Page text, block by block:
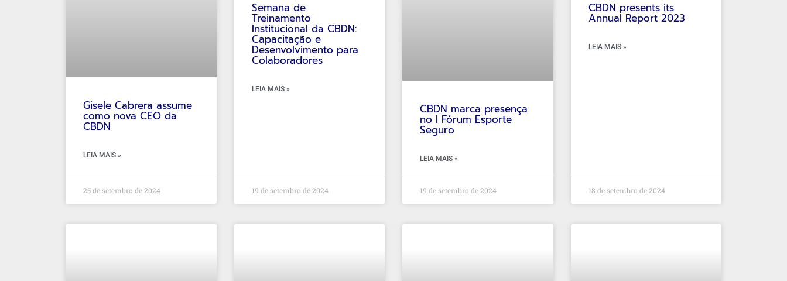
Gisele Cabrera assume
como nova CEO da
CBDN
LEIA MAIS »
25 de setembro de 2024
Semana de
Treinamento
Institucional da CBDN:
Capacitação e
Desenvolvimento para
Colaboradores
LEIA MAIS »
19 de setembro de 2024
CBDN marca presença
no I Fórum Esporte
Seguro
LEIA MAIS »
19 de setembro de 2024
CBDN presents its
Annual Report 2023
LEIA MAIS »
18 de setembro de 2024